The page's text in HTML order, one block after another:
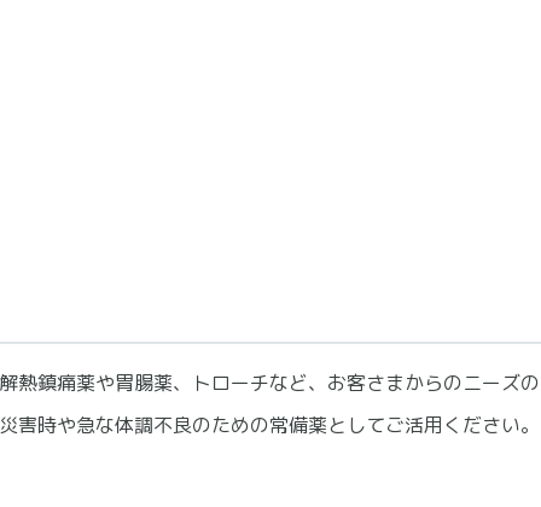
解熱鎮痛薬や胃腸薬、トローチなど、お客さまからのニーズ
災害時や急な体調不良のための常備薬としてご活用ください。